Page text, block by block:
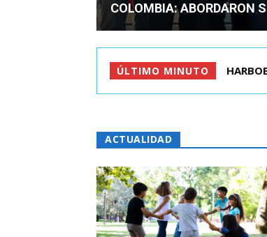
COLOMBIA: ABORDARON
ÚLTIMO MINUTO
ACTUALIDAD